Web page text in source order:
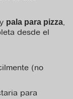
y pala para pizza,
desde el
(no
para